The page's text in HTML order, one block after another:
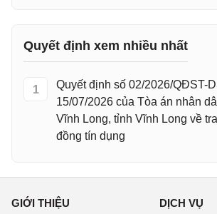
Quyết định xem nhiều nhất
1
Quyết định số 02/2026/QĐST-
15/07/2026 của Tòa án nhân
Vĩnh Long, tỉnh Vĩnh Long về
đồng tín dụng
GIỚI THIỆU DỊCH VỤ